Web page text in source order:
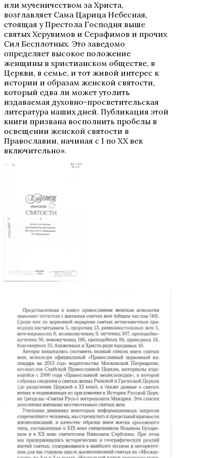
или мученичеством за Христа,
возглавляет Сама Царица Небесная,
стоящая у Престола Господня выше
святых Херувимов и Серафимов и прочих
Сил Бесплотных. Это заведомо
определяет высокое положение
женщины в христианском обществе, в
Церкви, в семье, и тот живой интерес к
истории и образам женской святости,
который едва ли может утолить
издаваемая духовно-просветительская
литература наших дней. Публикация этой
книги призвана восполнить пробелы в
освещении женской святости в
Православии, начиная с I по XX век
включительно».